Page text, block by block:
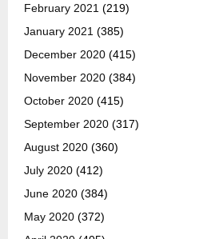
February 2021 (219)
January 2021 (385)
December 2020 (415)
November 2020 (384)
October 2020 (415)
September 2020 (317)
August 2020 (360)
July 2020 (412)
June 2020 (384)
May 2020 (372)